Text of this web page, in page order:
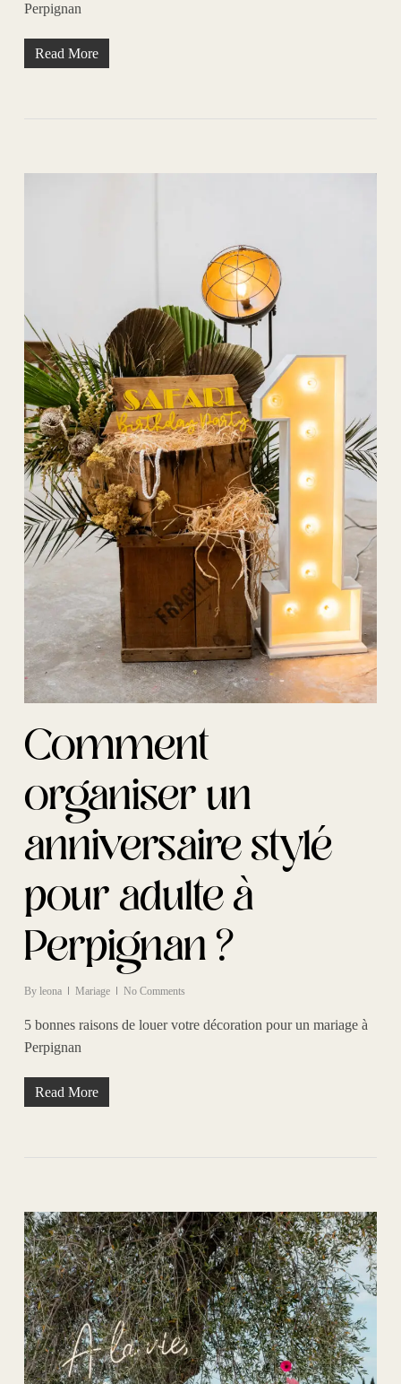
Perpignan
Read More
Comment
organiser un
anniversaire stylé
pour adulte à
Perpignan ?
By leona Mariage No Comments
5 bonnes raisons de louer votre décoration pour un mariage à
Perpignan
Read More